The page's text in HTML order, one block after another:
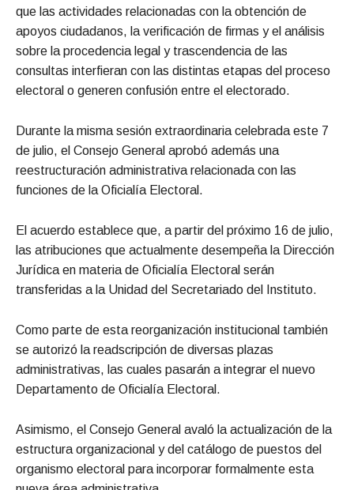
que las actividades relacionadas con la obtención de
apoyos ciudadanos, la verificación de firmas y el análisis
sobre la procedencia legal y trascendencia de las
consultas interfieran con las distintas etapas del proceso
electoral o generen confusión entre el electorado.
Durante la misma sesión extraordinaria celebrada este 7
de julio, el Consejo General aprobó además una
reestructuración administrativa relacionada con las
funciones de la Oficialía Electoral.
El acuerdo establece que, a partir del próximo 16 de julio,
las atribuciones que actualmente desempeña la Dirección
Jurídica en materia de Oficialía Electoral serán
transferidas a la Unidad del Secretariado del Instituto.
Como parte de esta reorganización institucional también
se autorizó la readscripción de diversas plazas
administrativas, las cuales pasarán a integrar el nuevo
Departamento de Oficialía Electoral.
Asimismo, el Consejo General avaló la actualización de la
estructura organizacional y del catálogo de puestos del
organismo electoral para incorporar formalmente esta